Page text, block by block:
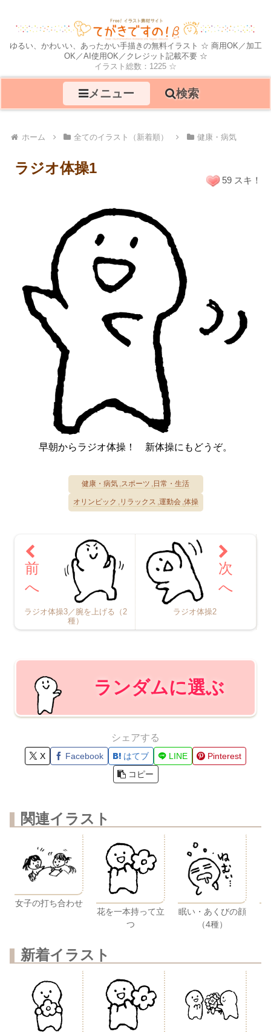
ゆるい、かわいい、あったかい手描きの無料イラスト ☆ 商用OK／加工
OK／AI使用OK／クレジット記載不要 ☆
イラスト総数：1225 ☆
メニュー 検索
ホーム 全てのイラスト（新着順） 健康・病気
ラジオ体操1
早朝からラジオ体操！ 新体操にもどうぞ。
健康・病気 スポーツ 日常・生活
オリンピック リラックス 運動会 体操
59 スキ！
ラジオ体操3／腕を上げる（2
種）
ラジオ体操2
ランダムに選ぶ
シェアする
X Facebook はてブ LINE
Pinterest
コピー
関連イラスト
女子の打ち合わせ
花を一本持って立
つ
眠い・あくびの顔
（4種）
新着イラスト